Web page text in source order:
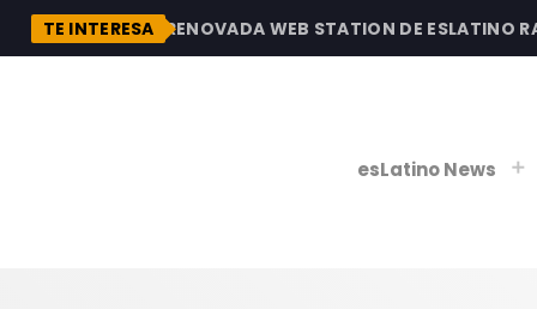
TE INTERESA
DESCUBRE LA RENOVADA WEB STATION DE ESLATINO
esLatino News